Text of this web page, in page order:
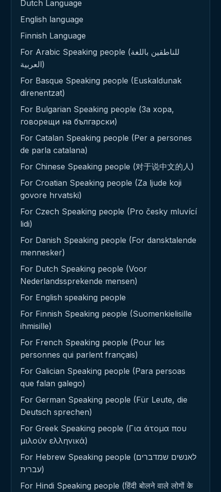
Dutch Language
English language
Finnish Language
For Arabic Speaking people (للناطقين باللغة
العربية)
For Basque Speaking people (Euskaldunak
direnentzat)
For Bulgarian Speaking people (За хора,
говорещи на български)
For Catalan Speaking people (Per a persones
de parla catalana)
For Chinese Speaking people (对于说中文的人)
For Croatian Speaking people (Za ljude koji
govore hrvatski)
For Czech Speaking people (Pro česky mluvící
lidi)
For Danish Speaking people (For dansktalende
mennesker)
For Dutch Speaking people (Voor
Nederlandssprekende mensen)
For English speaking people
For Finnish Speaking people (Suomenkielisille
ihmisille)
For French Speaking people (Pour les
personnes qui parlent français)
For Galician Speaking people (Para persoas
que falan galego)
For German Speaking people (Für Leute, die
Deutsch sprechen)
For Greek Speaking people (Για άτομα που
μιλούν ελληνικά)
For Hebrew Speaking people (לאנשים שמדברים
עברית)
For Hindi Speaking people (हिंदी बोलने वाले लोगों के